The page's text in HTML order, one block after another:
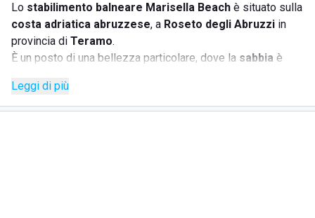
Lo stabilimento balneare Marisella Beach è situato sulla
costa adriatica abruzzese, a Roseto degli Abruzzi in
provincia di Teramo.
È un posto di una bellezza particolare, dove la sabbia è
confondono.
La struttura si estende su un'ampia superficie, è molto
Leggi di più